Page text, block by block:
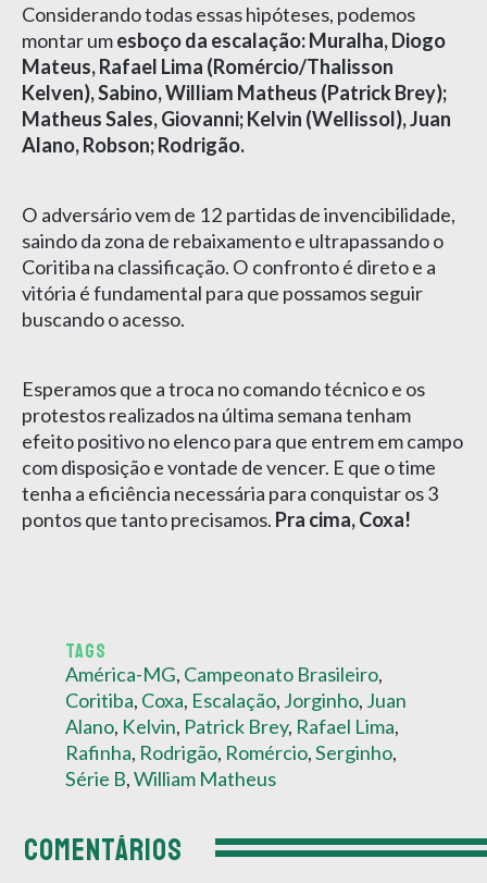
Considerando todas essas hipóteses, podemos
montar umesboço da escalação: Muralha, Diogo
Mateus, Rafael Lima (Romércio/Thalisson
Kelven), Sabino, William Matheus (Patrick Brey);
Matheus Sales, Giovanni; Kelvin (Wellissol), Juan
Alano, Robson; Rodrigão.
O adversário vem de 12 partidas de invencibilidade,
saindo da zona de rebaixamento e ultrapassando o
Coritiba na classificação. O confronto é direto e a
vitória é fundamental para que possamos seguir
buscando o acesso.
Esperamos que a troca no comando técnico e os
protestos realizados na última semana tenham
efeito positivo no elenco para que entrem em campo
com disposição e vontade de vencer. E que o time
tenha a eficiência necessária para conquistar os 3
pontos que tanto precisamos. Pra cima, Coxa!
TAGS
América-MG, Campeonato Brasileiro,
Coritiba, Coxa, Escalação, Jorginho, Juan
Alano, Kelvin, Patrick Brey, Rafael Lima,
Rafinha, Rodrigão, Romércio,Serginho,
Série B,William Matheus
COMENTÁRIOS